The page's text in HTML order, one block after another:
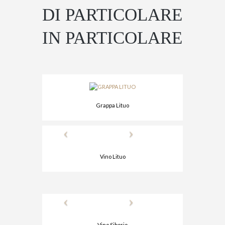
DI PARTICOLARE
IN PARTICOLARE
Grappa Lituo
Vino Lituo